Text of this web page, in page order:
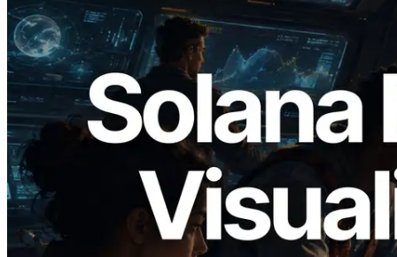
2026.05.24
Validators Solutions Meluncurkan Solana
Block Analyzer — Memvisualisasikan
Waktu Produksi Blok per Slot dan
Validator yang Ditugaskan